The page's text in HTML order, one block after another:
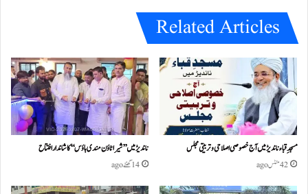
Related Articles
مسجدِ قباء ناندیڑ میں آج خصوصی اصلاحی و تربیتی مجلس
42 منٹس ago
ناندیڑ میں ’’شیرا ٹاؤن مندی ہاؤس‘‘ کا شاندار افتتاح
14 گھنٹے ago